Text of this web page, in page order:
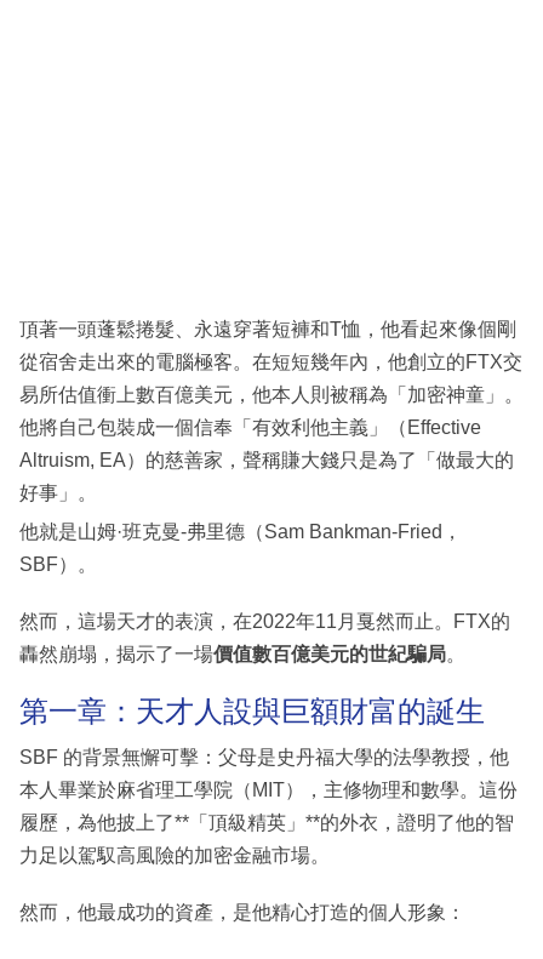
區
頂著一頭蓬鬆捲髮、永遠穿著短褲和T恤，他看起來像個剛
從宿舍走出來的電腦極客。在短短幾年內，他創立的FTX交
易所估值衝上數百億美元，他本人則被稱為「加密神童」。
他將自己包裝成一個信奉「有效利他主義」（Effective
Altruism, EA）的慈善家，聲稱賺大錢只是為了「做最大的
好事」。
他就是山姆·班克曼-弗里德（Sam Bankman-Fried，
SBF）。
然而，這場天才的表演，在2022年11月戛然而止。FTX的
轟然崩塌，揭示了一場價值數百億美元的世紀騙局。
第一章：天才人設與巨額財富的誕生
SBF 的背景無懈可擊：父母是史丹福大學的法學教授，他
本人畢業於麻省理工學院（MIT），主修物理和數學。這份
履歷，為他披上了**「頂級精英」**的外衣，證明了他的智
力足以駕馭高風險的加密金融市場。
然而，他最成功的資產，是他精心打造的個人形象：